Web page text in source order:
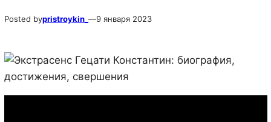
Posted bypristroykin_ —9 января 2023